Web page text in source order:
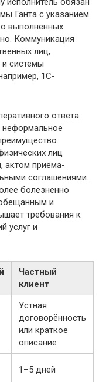
Ганта с указанием
о выполненных
Коммуникация
лиц,
и системы
1С-
ответа
неформальное
лиц
актом приёма-
соглашениями.
болезненно
и
требования к
услуг и
Частный
клиент
Устная
договорённость
или краткое
описание
1–5 дней